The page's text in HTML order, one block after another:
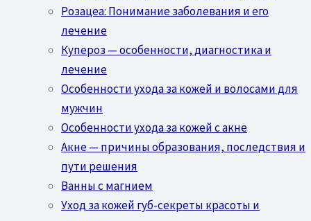
Розацеа: Понимание заболевания и его
лечение
Купероз — особенности, диагностика и
лечение
Особенности ухода за кожей и волосами для
мужчин
Особенности ухода за кожей с акне
Акне — причины образования, последствия и
пути решения
Ванны с магнием
Уход за кожей губ-секреты красоты и